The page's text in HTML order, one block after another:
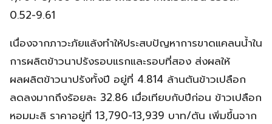
0.52-9.61
เนื่องจากภาวะภัยแล้งทำให้ประสบปัญหาการขาดแคลนน้ำใน
การผลิตข้าวนาปรังรอบแรกและรอบที่สอง ส่งผลให้
ผลผลิตข้าวนาปรังทั้งปี อยู่ที่ 4.814 ล้านตันข้าวเปลือก
ลดลงมากถึงร้อยละ 32.86 เมื่อเทียบกับปีก่อน ข้าวเปลือก
หอมมะลิ ราคาอยู่ที่ 13,790-13,939 บาท/ตัน เพิ่มขึ้นจาก